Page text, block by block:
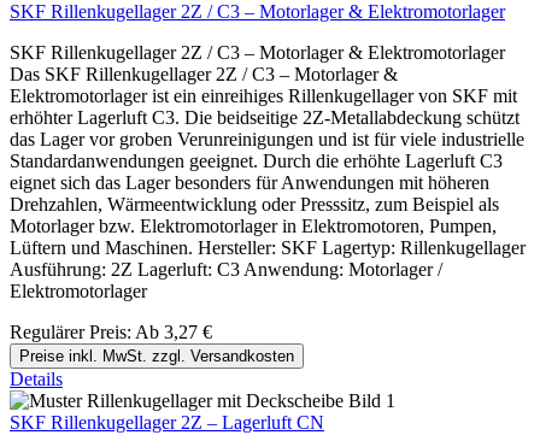
SKF Rillenkugellager 2Z / C3 – Motorlager & Elektromotorlager
SKF Rillenkugellager 2Z / C3 – Motorlager & Elektromotorlager
Das SKF Rillenkugellager 2Z / C3 – Motorlager &
Elektromotorlager ist ein einreihiges Rillenkugellager von SKF mit
erhöhter Lagerluft C3. Die beidseitige 2Z-Metallabdeckung schützt
das Lager vor groben Verunreinigungen und ist für viele industrielle
Standardanwendungen geeignet. Durch die erhöhte Lagerluft C3
eignet sich das Lager besonders für Anwendungen mit höheren
Drehzahlen, Wärmeentwicklung oder Presssitz, zum Beispiel als
Motorlager bzw. Elektromotorlager in Elektromotoren, Pumpen,
Lüftern und Maschinen. Hersteller: SKF Lagertyp: Rillenkugellager
Ausführung: 2Z Lagerluft: C3 Anwendung: Motorlager /
Elektromotorlager
Regulärer Preis: Ab 3,27 €
Preise inkl. MwSt. zzgl. Versandkosten
Details
SKF Rillenkugellager 2Z – Lagerluft CN